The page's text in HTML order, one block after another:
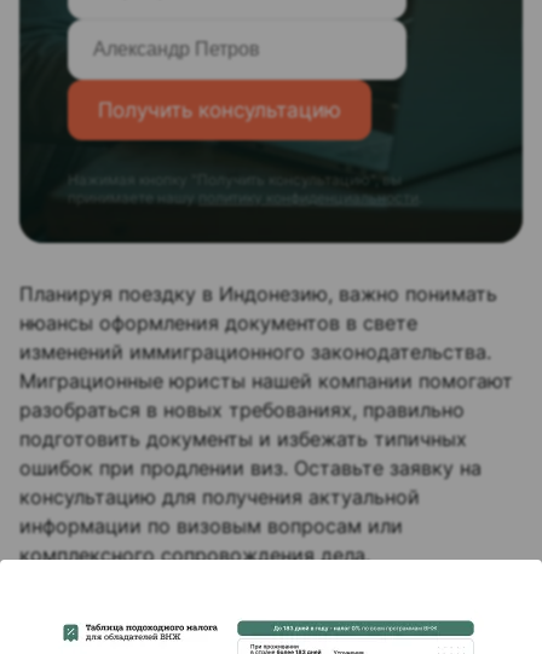
Получить консультацию
Нажимая кнопку "Получить консультацию", вы
политику конфиденциальности
Планируя поездку в Индонезию, важно понимать
нюансы оформления документов в свете
изменений иммиграционного законодательства.
Миграционные юристы нашей компании помогают
разобраться в новых требованиях, правильно
подготовить документы и избежать типичных
ошибок при продлении виз. Оставьте заявку на
консультацию для получения актуальной
информации по визовым вопросам или
комплексного сопровождения дела.